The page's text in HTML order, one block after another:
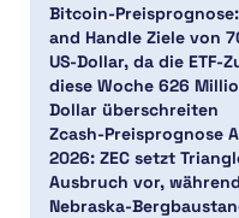
Bitcoin-Preisprognose:
and Handle Ziele von
US-Dollar, da die ETF-
diese Woche 626
Dollar überschreiten
Zcash-Preisprognose
2026: ZEC setzt
Ausbruch vor, während
Nebraska-